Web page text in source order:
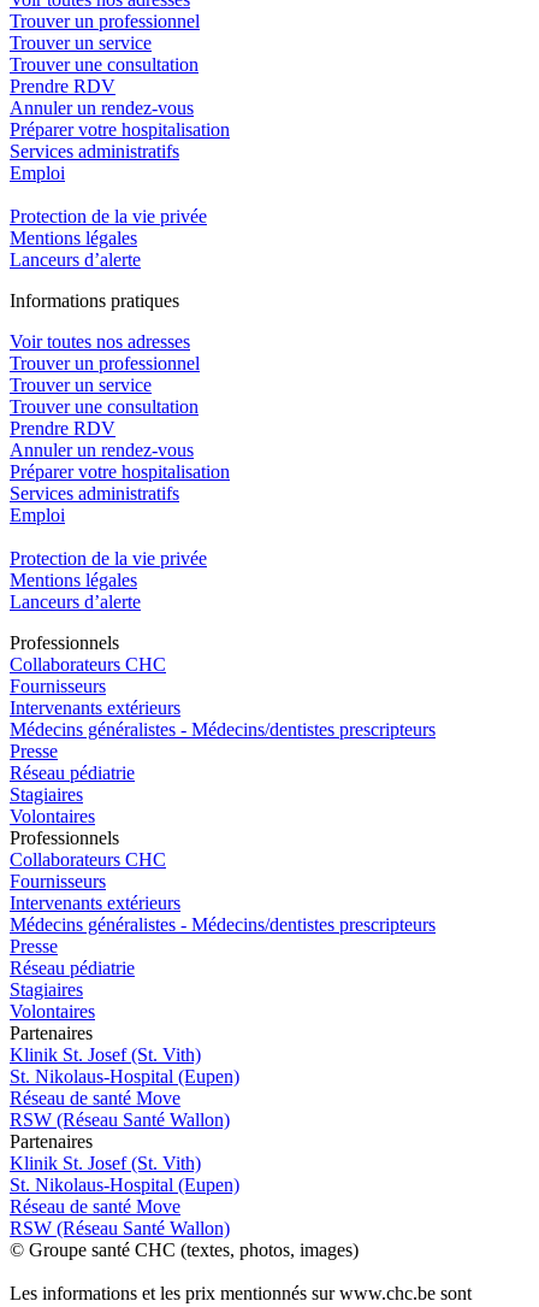
Trouver un professionnel
Trouver un service
Trouver une consultation
Prendre RDV
Annuler un rendez-vous
Préparer votre hospitalisation
Services administratifs
Emploi​
Protection de la vie privée
Mentions légales
Lanceurs d’alerte
Informations pratiques
Voir toutes nos adresses
Trouver un professionnel
Trouver un service
Trouver une consultation
Prendre RDV
Annuler un rendez-vous
Préparer votre hospitalisation
Services administratifs
Emploi​
Protection de la vie privée
Mentions légales
Lanceurs d’alerte
Professionnels
Collaborateurs CHC
Fournisseurs
Intervenants extérieurs
Médecins généralistes - Médecins/dentistes prescripteurs
Presse
Réseau pédiatrie
Stagiaires
Volontaires
Professionnels
Collaborateurs CHC
Fournisseurs
Intervenants extérieurs
Médecins généralistes - Médecins/dentistes prescripteurs
Presse
Réseau pédiatrie
Stagiaires
Volontaires
Partenaires
Klinik St. Josef (St. Vith)
St. Nikolaus-Hospital (Eupen)
Réseau de santé Move
RSW (Réseau Santé Wallon)
Partenaires
Klinik St. Josef (St. Vith)
St. Nikolaus-Hospital (Eupen)
Réseau de santé Move
RSW (Réseau Santé Wallon)
© Groupe santé CHC (textes, photos, images)
Les informations et les prix mentionnés sur www.chc.be sont